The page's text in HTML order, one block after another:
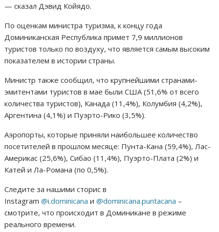
— сказал Дэвид Койядо.
По оценкам министра туризма, к концу года
Доминиканская Республика примет 7,9 миллионов
туристов только по воздуху, что является самым высоким
показателем в истории страны.
Министр также сообщил, что крупнейшими странами-
эмитентами туристов в мае были США (51,6% от всего
количества туристов), Канада (11,4%), Колумбия (4,2%),
Аргентина (4,1%) и Пуэрто-Рико (3,5%).
Аэропорты, которые приняли наибольшее количество
посетителей в прошлом месяце: Пунта-Кана (59,4%), Лас-
Америкас (25,6%), Сибао (11,4%), Пуэрто-Плата (2%) и
Катей и Ла-Романа (по 0,5%).
Следите за нашими сторис в
Instagram@i.dominicana и@dominicana.puntacana –
смотрите, что происходит в Доминикане в режиме
реального времени.